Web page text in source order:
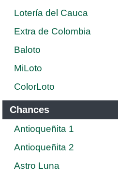
Lotería del Cauca
Extra de Colombia
Baloto
MiLoto
ColorLoto
Chances
Antioqueñita 1
Antioqueñita 2
Astro Luna